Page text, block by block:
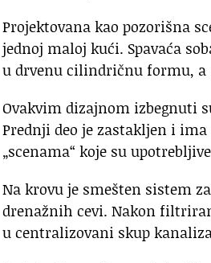
Projektovana kao pozorišna
jednoj maloj kući. Spavaća
u drvenu cilindričnu formu, a
Ovakvim dizajnom izbegnuti
Prednji deo je zastakljen i
„scenama“ koje su
Na krovu je smešten sistem
drenažnih cevi. Nakon
u centralizovani skup